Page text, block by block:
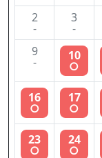
2
-
3
-
9
- 10
○
16
○
17
○
23
○
24
○